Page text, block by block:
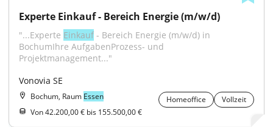
Experte Einkauf - Bereich Energie (m/w/d)
"...​Experte Einkauf - Bereich Energie (m/w/d) in
BochumIhre AufgabenProzess- und
Projektmanagement..."
Vonovia SE
Bochum, Raum Essen Homeoffice
Vollzeit
Von 42.200,00 € bis 155.500,00 €